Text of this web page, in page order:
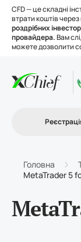
CFD — це складні
втрати коштів
роздрібних
провайдера.Вам
можете дозволити
Торгівля
Головна
MetaTrader 5